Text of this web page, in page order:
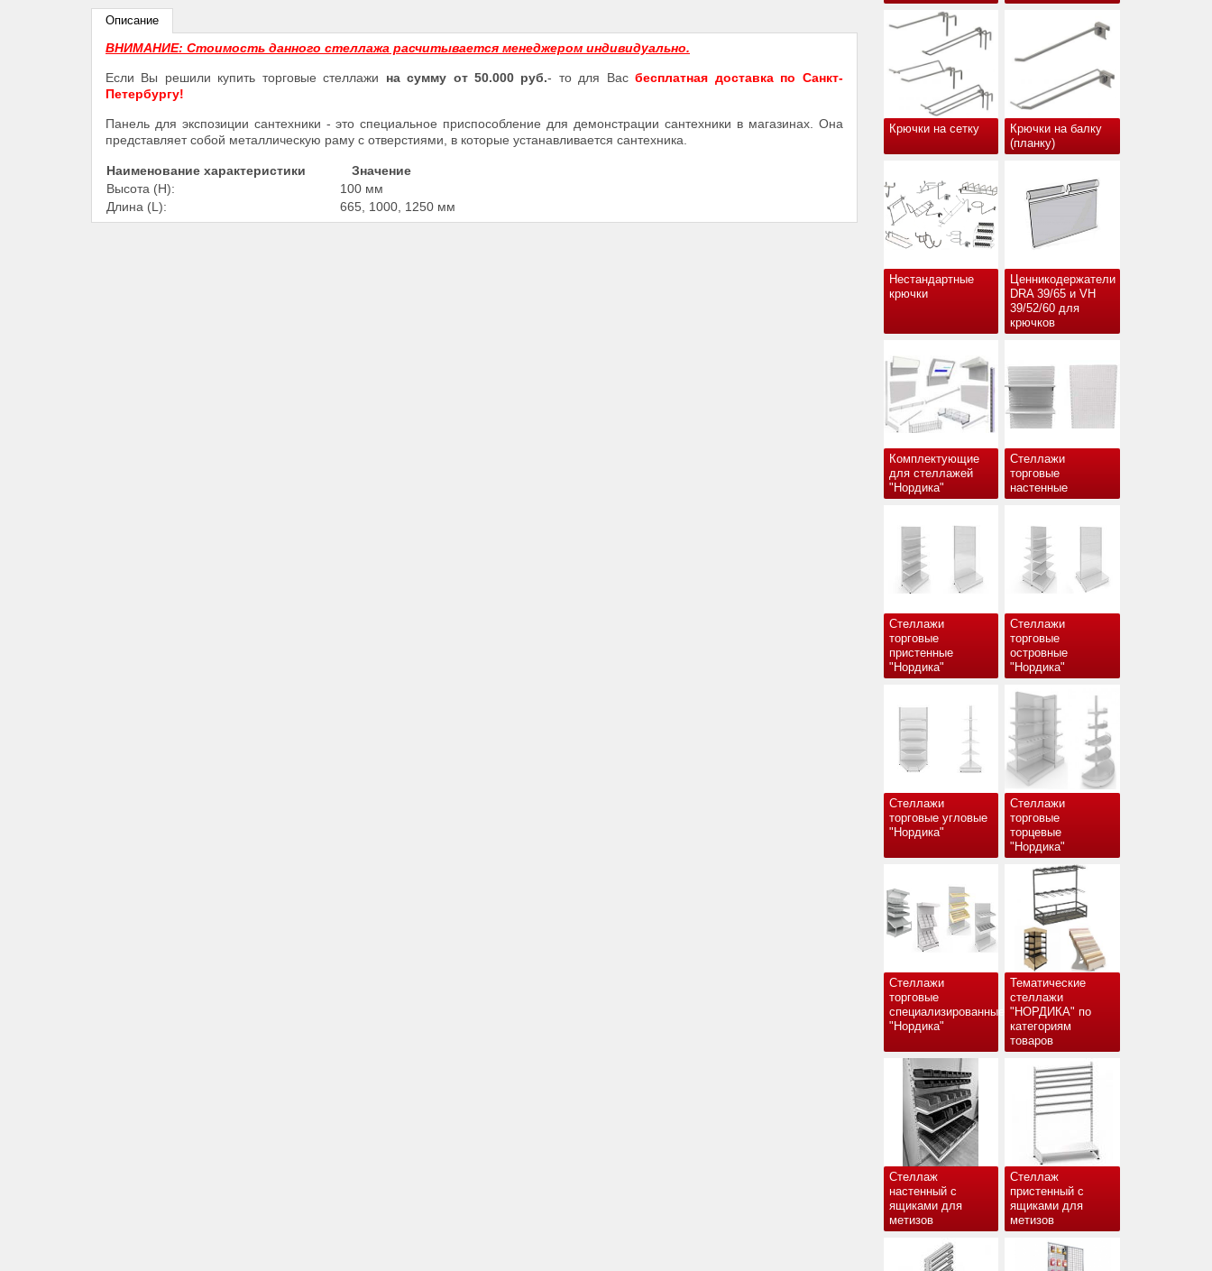
Крючки на сетку
Крючки на балку
(планку)
Нестандартные
крючки
Ценникодержатели
DRA 39/65 и VH
39/52/60 для
крючков
Комплектующие
для стеллажей
"Нордика"
Стеллажи
торговые
настенные
Стеллажи
торговые
пристенные
"Нордика"
Стеллажи
торговые
островные
"Нордика"
Стеллажи
торговые угловые
"Нордика"
Стеллажи
торговые
торцевые
"Нордика"
Стеллажи
торговые
специализированные
"Нордика"
Тематические
стеллажи
"НОРДИКА" по
категориям
товаров
Стеллаж
настенный с
ящиками для
метизов
Стеллаж
пристенный с
ящиками для
метизов
Описание
ВНИМАНИЕ: Стоимость данного стеллажа расчитывается менеджером индивидуально.
Если Вы решили купить торговые стеллажи на сумму от 50.000 руб.- то для Васбесплатная доставка по Санкт-
Петербургу!
Панель для экспозиции сантехники - это специальное приспособление для демонстрации сантехники в магазинах. Она
представляет собой металлическую раму с отверстиями, в которые устанавливается сантехника.
Наименование характеристики
Значение
Высота (Н):
100 мм
Длина (L):
665, 1000, 1250 мм